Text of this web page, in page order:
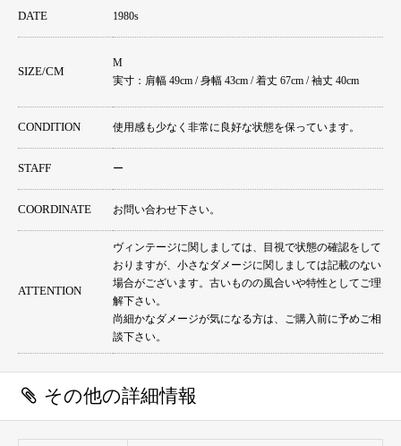
DATE 1980s
SIZE/CM
M
実寸：肩幅 49cm / 身幅 43cm / 着丈 67cm / 袖丈 40cm
CONDITION 使用感も少なく非常に良好な状態を保っています。
STAFF ー
COORDINATE お問い合わせ下さい。
ATTENTION
ヴィンテージに関しましては、目視で状態の確認をして
おりますが、小さなダメージに関しましては記載のない
場合がございます。古いものの風合いや特性としてご理
解下さい。
尚細かなダメージが気になる方は、ご購入前に予めご相
談下さい。
その他の詳細情報